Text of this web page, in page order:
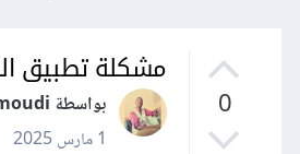
0
مشكلة تطبيق
بواسطة Mohamed Lamin Mahmoudi
1 مارس 2025